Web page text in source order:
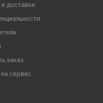
доставки
заказ
сервис